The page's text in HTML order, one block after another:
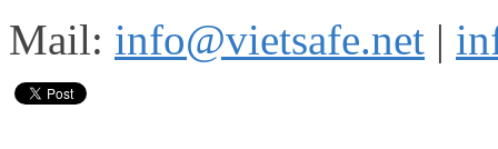
Mail: info@vietsafe.net |